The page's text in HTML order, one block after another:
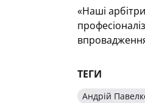
«Наші
ТЕГИ
Андрій